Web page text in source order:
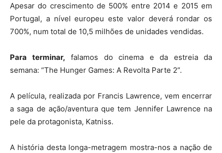
Apesar do crescimento de 500% entre 2014 e 2015 em
Portugal, a nível europeu este valor deverá rondar os
700%, num total de 10,5 milhões de unidades vendidas.
Para terminar, falamos do cinema e da estreia da
semana: “The Hunger Games: A Revolta Parte 2”.
A película, realizada por Francis Lawrence, vem encerrar
a saga de ação/aventura que tem Jennifer Lawrence na
pele da protagonista, Katniss.
A história desta longa-metragem mostra-nos a nação de